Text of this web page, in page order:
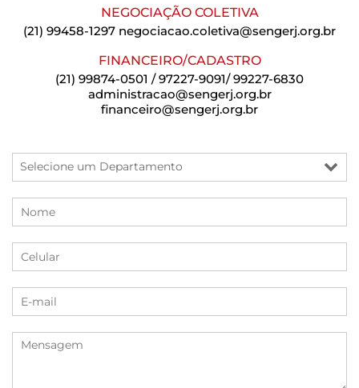
NEGOCIAÇÃO COLETIVA
(21) 99458-1297 negociacao.coletiva@sengerj.org.br
FINANCEIRO/CADASTRO
(21) 99874-0501 / 97227-9091/ 99227-6830
administracao@sengerj.org.br
financeiro@sengerj.org.br